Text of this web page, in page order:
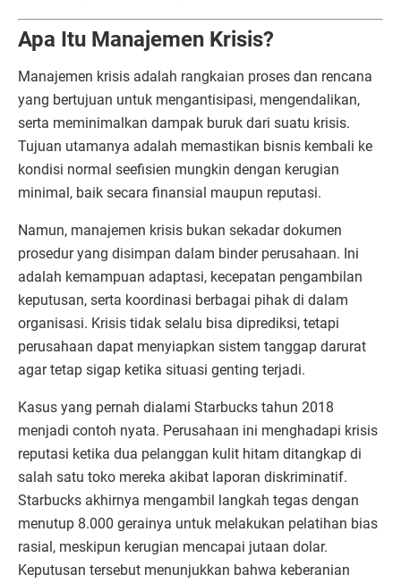
Apa Itu Manajemen Krisis?
Manajemen krisis adalah rangkaian proses dan rencana
yang bertujuan untuk mengantisipasi, mengendalikan,
serta meminimalkan dampak buruk dari suatu krisis.
Tujuan utamanya adalah memastikan bisnis kembali ke
kondisi normal seefisien mungkin dengan kerugian
minimal, baik secara finansial maupun reputasi.
Namun, manajemen krisis bukan sekadar dokumen
prosedur yang disimpan dalam binder perusahaan. Ini
adalah kemampuan adaptasi, kecepatan pengambilan
keputusan, serta koordinasi berbagai pihak di dalam
organisasi. Krisis tidak selalu bisa diprediksi, tetapi
perusahaan dapat menyiapkan sistem tanggap darurat
agar tetap sigap ketika situasi genting terjadi.
Kasus yang pernah dialami Starbucks tahun 2018
menjadi contoh nyata. Perusahaan ini menghadapi krisis
reputasi ketika dua pelanggan kulit hitam ditangkap di
salah satu toko mereka akibat laporan diskriminatif.
Starbucks akhirnya mengambil langkah tegas dengan
menutup 8.000 gerainya untuk melakukan pelatihan bias
rasial, meskipun kerugian mencapai jutaan dolar.
Keputusan tersebut menunjukkan bahwa keberanian